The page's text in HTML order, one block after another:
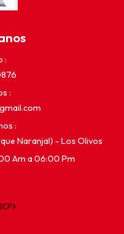
Naranjal) - Los Olivos
Am a 06:00 Pm